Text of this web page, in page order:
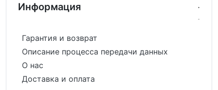
Информация
Гарантия и возврат
Описание процесса передачи данных
О нас
Доставка и оплата